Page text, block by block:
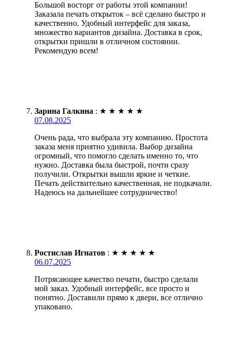
Большой восторг от работы этой компании!
Заказала печать открыток – всё сделано быстро и
качественно. Удобный интерфейс для заказа,
множество вариантов дизайна. Доставка в срок,
открытки пришли в отличном состоянии.
Рекомендую всем!
Зарина Галкина : ★ ★ ★ ★ ★
07.08.2025
Очень рада, что выбрала эту компанию. Простота
заказа меня приятно удивила. Выбор дизайна
огромный, что помогло сделать именно то, что
нужно. Доставка была быстрой, почти сразу
получили. Открытки вышли яркие и четкие.
Печать действительно качественная, не подкачали.
Надеюсь на дальнейшее сотрудничество!
Ростислав Игнатов : ★ ★ ★ ★ ★
06.07.2025
Потрясающее качество печати, быстро сделали
мой заказ. Удобный интерфейс, все просто и
понятно. Доставили прямо к двери, все отлично
упаковано.